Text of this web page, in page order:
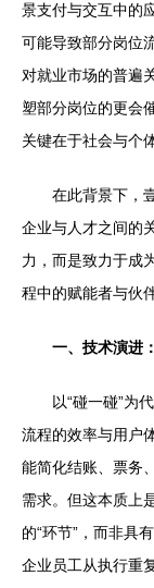
景支付与交互中的
可能导致部分岗位
对就业市场的普遍
塑部分岗位的更会
关键在于社会与个
在此背景下，
企业与人才之间的
力，而是致力于成
程中的赋能者与伙伴
一、技术演进
以“碰一碰”为
流程的效率与用户
能简化结账、票务
需求。但这本质上
的“环节”，而非具
企业员工从执行重